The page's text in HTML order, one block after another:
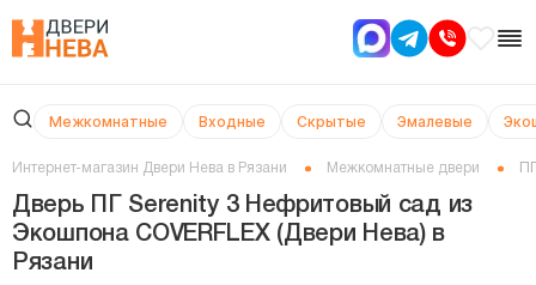
Межкомнатные Входные Скрытые Эмалевые
Интернет-магазин Двери Нева в Рязани Межкомнатные двери
Дверь ПГ Serenity 3 Нефритовый сад из
Экошпона COVERFLEX (Двери Нева) в
Рязани